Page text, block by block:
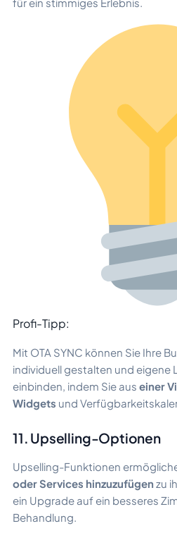
Profi-Tipp:
Mit OTA SYNC können Sie Ihre
individuell gestalten und eigene
einbinden, indem Sie aus einer
Widgets und
11. Upselling-Optionen
Upselling-Funktionen
oder Services hinzuzufügen zu
ein Upgrade auf ein besseres
Behandlung.